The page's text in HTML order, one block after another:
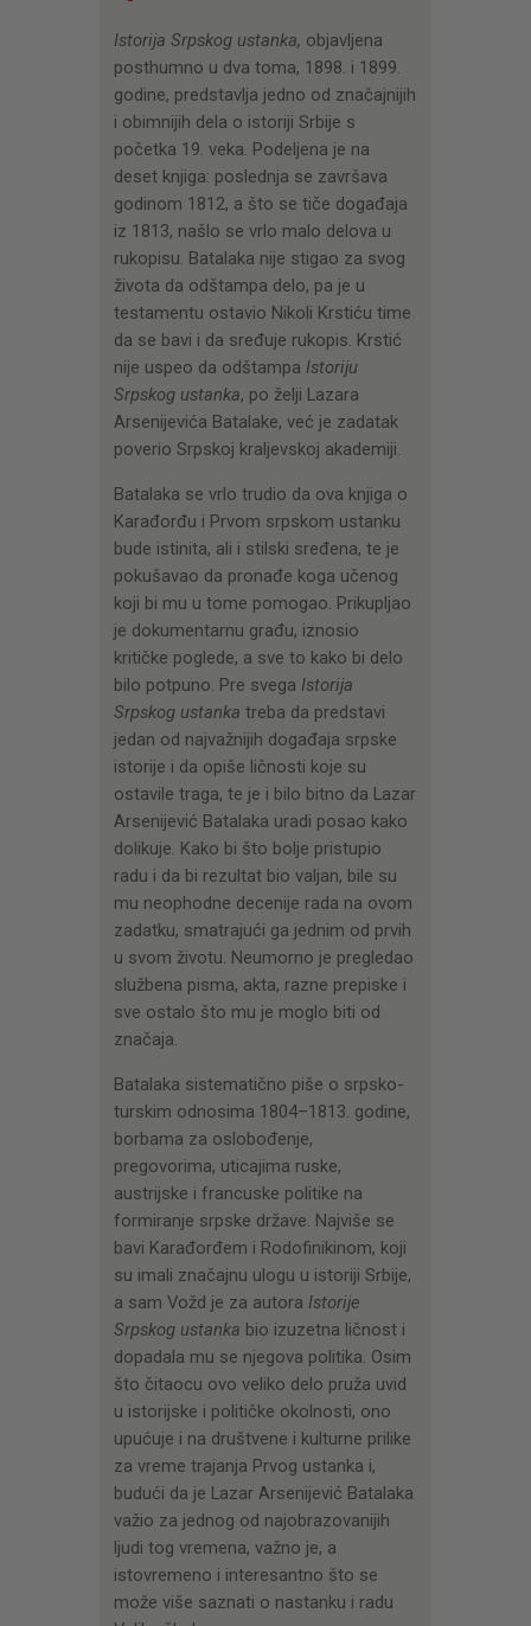
Istorija Srpskog ustanka, objavljena
posthumno u dva toma, 1898. i 1899.
godine, predstavlja jedno od značajnijih
i obimnijih dela o istoriji Srbije s
početka 19. veka. Podeljena je na
deset knjiga: poslednja se završava
godinom 1812, a što se tiče događaja
iz 1813, našlo se vrlo malo delova u
rukopisu. Batalaka nije stigao za svog
života da odštampa delo, pa je u
testamentu ostavio Nikoli Krstiću time
da se bavi i da sređuje rukopis. Krstić
nije uspeo da odštampa Istoriju
Srpskog ustanka, po želji Lazara
Arsenijevića Batalake, već je zadatak
poverio Srpskoj kraljevskoj akademiji.
Batalaka se vrlo trudio da ova knjiga o
Karađorđu i Prvom srpskom ustanku
bude istinita, ali i stilski sređena, te je
pokušavao da pronađe koga učenog
koji bi mu u tome pomogao. Prikupljao
je dokumentarnu građu, iznosio
kritičke poglede, a sve to kako bi delo
bilo potpuno. Pre svega Istorija
Srpskog ustanka treba da predstavi
jedan od najvažnijih događaja srpske
istorije i da opiše ličnosti koje su
ostavile traga, te je i bilo bitno da Lazar
Arsenijević Batalaka uradi posao kako
dolikuje. Kako bi što bolje pristupio
radu i da bi rezultat bio valjan, bile su
mu neophodne decenije rada na ovom
zadatku, smatrajući ga jednim od prvih
u svom životu. Neumorno je pregledao
službena pisma, akta, razne prepiske i
sve ostalo što mu je moglo biti od
značaja.
Batalaka sistematično piše o srpsko-
turskim odnosima 1804–1813. godine,
borbama za oslobođenje,
pregovorima, uticajima ruske,
austrijske i francuske politike na
formiranje srpske države. Najviše se
bavi Karađorđem i Rodofinikinom, koji
su imali značajnu ulogu u istoriji Srbije,
a sam Vožd je za autora Istorije
Srpskog ustanka bio izuzetna ličnost i
dopadala mu se njegova politika. Osim
što čitaocu ovo veliko delo pruža uvid
u istorijske i političke okolnosti, ono
upućuje i na društvene i kulturne prilike
za vreme trajanja Prvog ustanka i,
budući da je Lazar Arsenijević Batalaka
važio za jednog od najobrazovanijih
ljudi tog vremena, važno je, a
istovremeno i interesantno što se
može više saznati o nastanku i radu